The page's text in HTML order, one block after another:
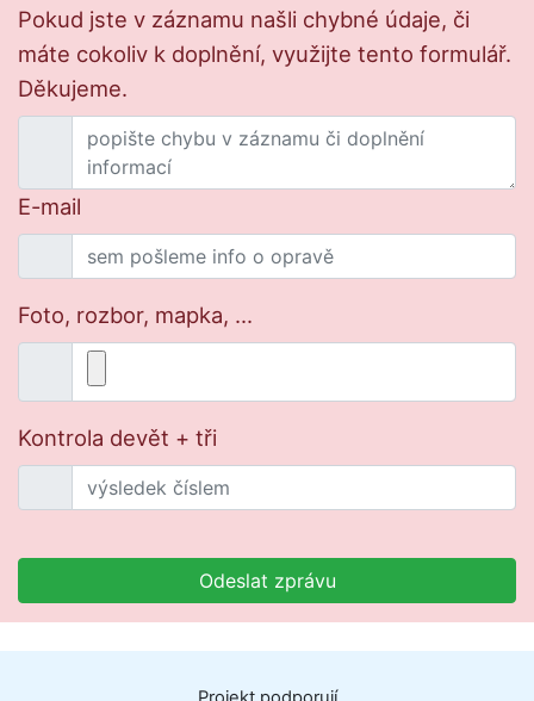
Pokud jste v záznamu našli chybné údaje, či
máte cokoliv k doplnění, využijte tento formulář.
Děkujeme.
E-mail
Foto, rozbor, mapka, ...
Kontrola devět + tři
Odeslat zprávu